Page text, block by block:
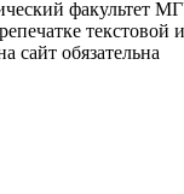
факультет
текстовой
сайт обязательна